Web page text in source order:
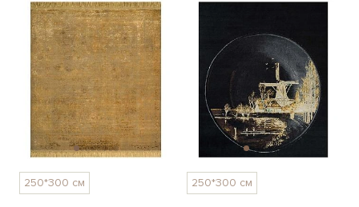
250*300 см 250*300 см